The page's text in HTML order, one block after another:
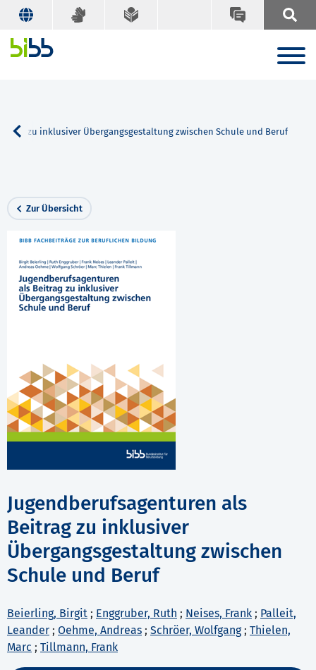
zu inklusiver Übergangsgestaltung zwischen Schule und Beruf
Zur Übersicht
Jugendberufsagenturen als
Beitrag zu inklusiver
Übergangsgestaltung zwischen
Schule und Beruf
Beierling, Birgit ; Enggruber, Ruth ; Neises, Frank ; Palleit,
Leander ; Oehme, Andreas ; Schröer, Wolfgang; Thielen,
Marc ; Tillmann, Frank